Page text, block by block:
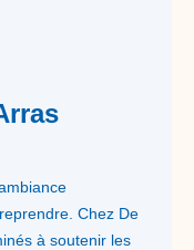
Chez De
à soutenir les